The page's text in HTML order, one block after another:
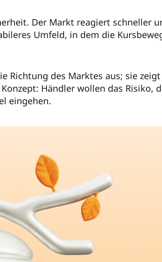
Der Markt reagiert schneller
Umfeld, in dem die
Richtung des Marktes aus; sie
Händler wollen das Risiko,
eingehen.